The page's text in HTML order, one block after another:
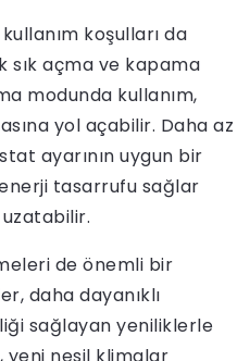
koşulları da
sık açma ve kapama
modunda kullanım,
yol açabilir. Daha az
ayarının uygun bir
tasarrufu sağlar
de önemli bir
daha dayanıklı
sağlayan yeniliklerle
yeni nesil klimalar